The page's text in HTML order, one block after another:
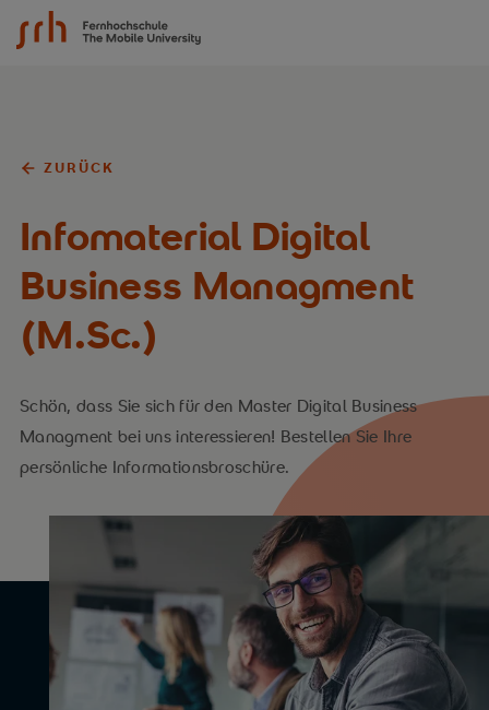
SRH Fernhochschule - The Mobile University
ZURÜCK
Infomaterial Digital
Business Managment
(M.Sc.)
Schön, dass Sie sich für den Master Digital Business
Managment bei uns interessieren! Bestellen Sie Ihre
persönliche Informationsbroschüre.